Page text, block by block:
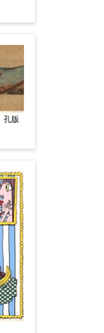
意】
い
【任意】
孔版